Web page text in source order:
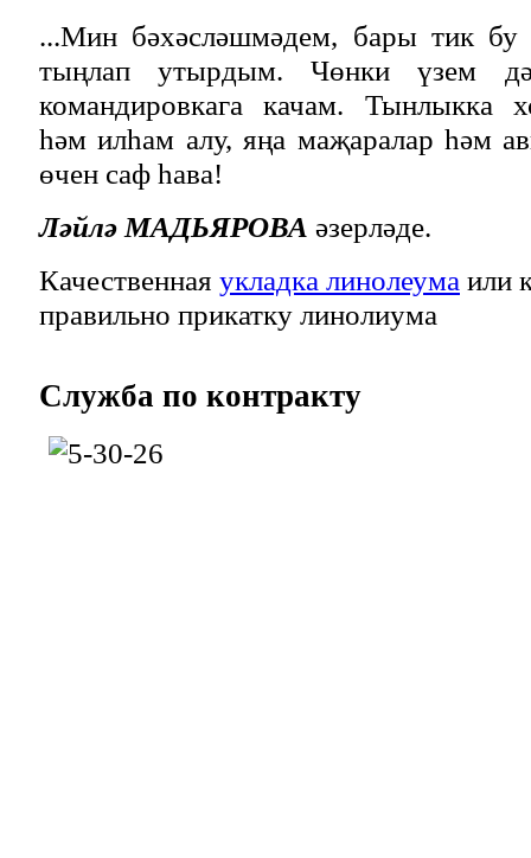
...Мин бәхәсләшмәдем, бары тик бу
тыңлап утырдым. Чөнки үзем
командировкага качам. Тынлыкка
һәм илһам алу, яңа маҗаралар һәм
өчен саф һава!
Ләйлә МАДЬЯРОВА әзерләде.
Качественная укладка линолеума или
правильно прикатку линолиума
Служба по контракту